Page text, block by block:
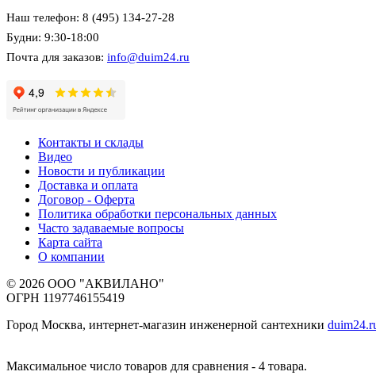
Наш телефон: 8 (495) 134-27-28
Будни: 9:30-18:00
Почта для заказов: info@duim24.ru
Контакты и склады
Видео
Новости и публикации
Доставка и оплата
Договор - Оферта
Политика обработки персональных данных
Часто задаваемые вопросы
Карта сайта
О компании
© 2026 ООО "АКВИЛАНО"
ОГРН 1197746155419
Город Москва, интернет-магазин инженерной сантехники
Максимальное число товаров для сравнения - 4 товара.